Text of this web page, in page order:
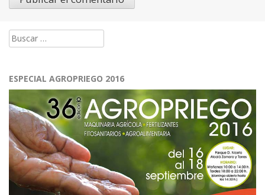
Buscar:
ESPECIAL AGROPRIEGO 2016